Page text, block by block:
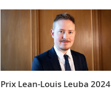
Prix Lean-Louis Leuba 2024